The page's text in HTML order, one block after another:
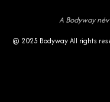
A Bodyway
@ 2025 Bodyway All rights